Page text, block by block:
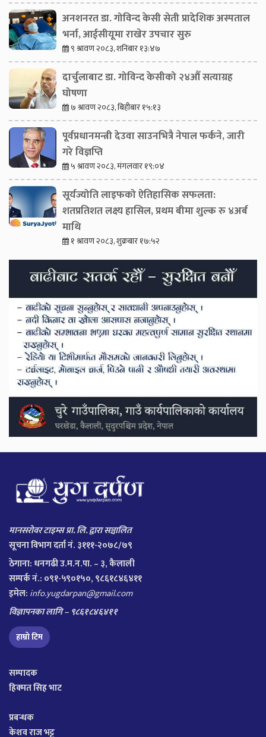
अनशनरत डा. गोविन्द केसी सेती प्रादेशिक अस्पताल
भर्ना, आईसीयूमा राखेर उपचार सुरु
९ श्रावण २०८३, शनिबार १३:४७
दार्चुलाबाट डा. गोविन्द केसीको २४औँ सत्याग्रह
घोषणा
७ श्रावण २०८३, बिहीबार १५:१३
पूर्वप्रधानमन्त्री देउवा साउनभित्रै नेपाल फर्कने, जारी
गरे विज्ञप्ति
५ श्रावण २०८३, मंगलवार १९:०४
सूर्यज्योति लाइफको ऐतिहासिक सफलता:
शतप्रतिशत लक्ष्य हासिल, प्रथम बीमा शुल्क रु ४अर्ब
माथि
१ श्रावण २०८३, शुक्रबार १७:५२
मानसरोवर टाइम्स प्रा. लि. द्वारा सञ्चालित
सूचना विभाग दर्ता नं. ३१११-२०७८/७९
ठेगाना: धनगढी उ.म.न.पा. – ३, कैलाली
सम्पर्क नं.: ०९१-५९०१५०, ९८६१८४६४११
इमेल: info.yugdarpan@gmail.com
विज्ञापनका लागि – ९८६१८४६४११
हाम्रो टिम
सम्पादक
हिक्मत सिह भाट
प्रबन्धक
केशव राज भट्ट